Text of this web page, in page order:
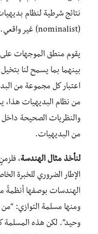
نتائج شرطية لنظام
(nominalist) غير واقعي.
يقوم منطق الموجهات على
بينهما بما يسمح لنا
اعتبار كل مجموعة من
من نظام البديهيات هذا،
والنظريات الصحيحة
من البديهيات.
لنأخذ مثال الهندسة،
الإطار الضروري للخبرة
الهندسات بوصفها أنظمةً
ومنها مسلمة التوازي:
وحيد”. لكن هذه المسلمة